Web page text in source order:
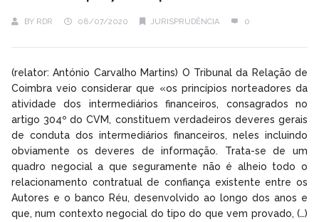
BY RDR 08/07/2020 JURISPRUDÊNCIA 0
(relator: António Carvalho Martins) O Tribunal da Relação de
Coimbra veio considerar que «os princípios norteadores da
atividade dos intermediários financeiros, consagrados no
artigo 304º do CVM, constituem verdadeiros deveres gerais
de conduta dos intermediários financeiros, neles incluindo
obviamente os deveres de informação. Trata-se de um
quadro negocial a que seguramente não é alheio todo o
relacionamento contratual de confiança existente entre os
Autores e o banco Réu, desenvolvido ao longo dos anos e
que, num contexto negocial do tipo do que vem provado, (…)